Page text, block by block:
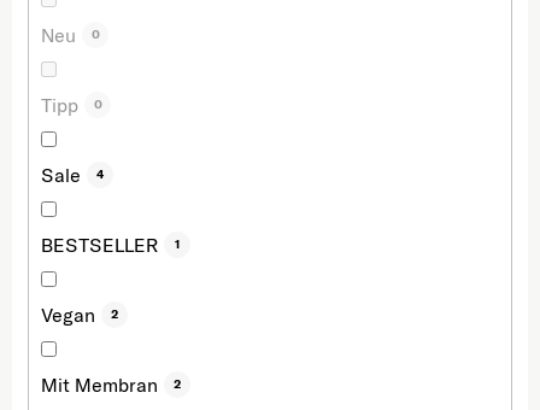
Neu 0
Tipp 0
Sale 4
BESTSELLER 1
Vegan 2
Mit Membran 2